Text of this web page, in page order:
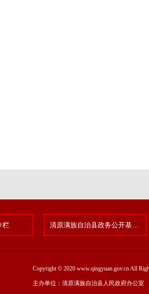
栏
Copyright © 2020 www.qingyuan.gov.cn All
主办单位：清原满族自治县人民政府办公室